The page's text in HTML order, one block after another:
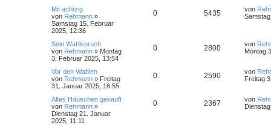
Mit achtzig
von Rehmann »
Samstag 15. Februar
2025, 12:36
0 5435 von
Sein Wahlspruch
von Rehmann » Montag
3. Februar 2025, 13:54
0 2800 von
Montag
Vor den Wahlen
von Rehmann » Freitag
31. Januar 2025, 16:55
0 2590 von
Freitag
Altes Häuschen gekauft
von Rehmann »
Dienstag 21. Januar
2025, 11:11
0 2367 von